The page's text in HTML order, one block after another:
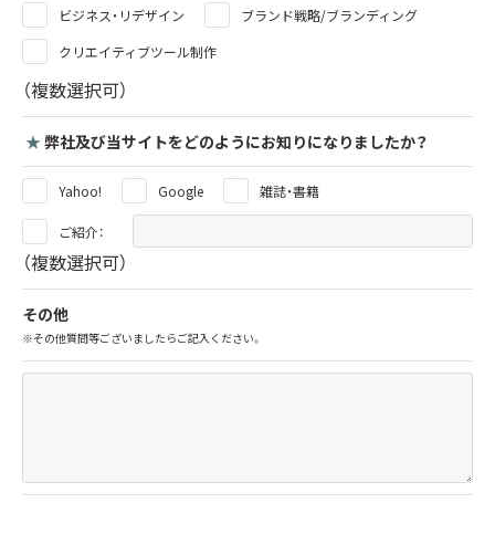
ビジネス・リデザイン
ブランド戦略/ブランディング
クリエイティブツール制作
（複数選択可）
★ 弊社及び当サイトをどのようにお知りになりましたか？
Yahoo! Google 雑誌・書籍
ご紹介：
（複数選択可）
その他
※その他質問等ございましたらご記入ください。